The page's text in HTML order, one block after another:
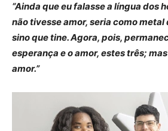
“Ainda que eu falasse a língua dos
não tivesse amor, seria como metal
sino que tine. Agora, pois,
esperança e o amor, estes três;
amor.”